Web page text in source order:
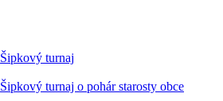
Šipkový turnaj
Šipkový turnaj o pohár starosty obce